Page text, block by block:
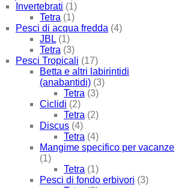
Invertebrati (1)
Tetra (1)
Pesci di acqua fredda (4)
JBL (1)
Tetra (3)
Pesci Tropicali (17)
Betta e altri labirintidi
(anabantidi) (3)
Tetra (3)
Ciclidi (2)
Tetra (2)
Discus (4)
Tetra (4)
Mangime specifico per vacanze
(1)
Tetra (1)
Pesci di fondo erbivori (3)